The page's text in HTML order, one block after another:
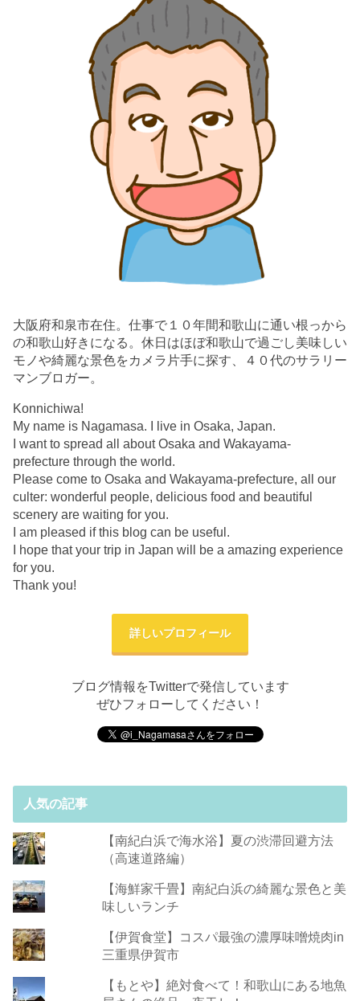
大阪府和泉市在住。仕事で１０年間和歌山に通い根っから
の和歌山好きになる。休日はほぼ和歌山で過ごし美味しい
モノや綺麗な景色をカメラ片手に探す、４０代のサラリー
マンブロガー。
Konnichiwa!
My name is Nagamasa. I live in Osaka, Japan.
I want to spread all about Osaka and Wakayama-
prefecture through the world.
Please come to Osaka and Wakayama-prefecture, all our
culter: wonderful people, delicious food and beautiful
scenery are waiting for you.
I am pleased if this blog can be useful.
I hope that your trip in Japan will be a amazing experience
for you.
Thank you!
詳しいプロフィール
ブログ情報をTwitterで発信しています
ぜひフォローしてください！
人気の記事
【南紀白浜で海水浴】夏の渋滞回避方法
（高速道路編）
【海鮮家千畳】南紀白浜の綺麗な景色と美
味しいランチ
【伊賀食堂】コスパ最強の濃厚味噌焼肉in
三重県伊賀市
【もとや】絶対食べて！和歌山にある地魚